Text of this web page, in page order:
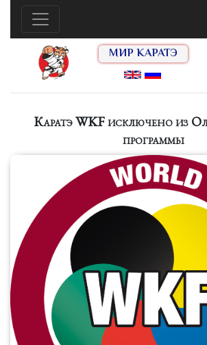
МИР КАРАТЭ
Каратэ WKF исключено из
программы